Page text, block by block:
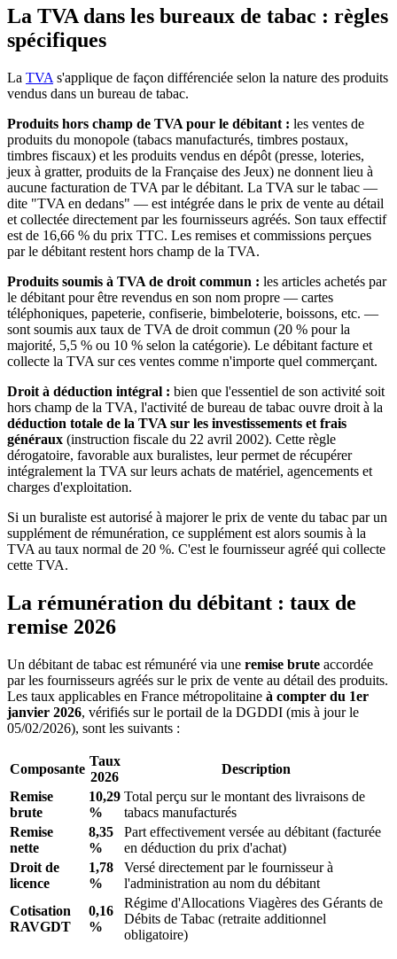
La TVA dans les bureaux de tabac : règles
spécifiques
La TVA s'applique de façon différenciée selon la nature des produits
vendus dans un bureau de tabac.
Produits hors champ de TVA pour le débitant : les ventes de
produits du monopole (tabacs manufacturés, timbres postaux,
timbres fiscaux) et les produits vendus en dépôt (presse, loteries,
jeux à gratter, produits de la Française des Jeux) ne donnent lieu à
aucune facturation de TVA par le débitant. La TVA sur le tabac —
dite "TVA en dedans" — est intégrée dans le prix de vente au détail
et collectée directement par les fournisseurs agréés. Son taux effectif
est de 16,66 % du prix TTC. Les remises et commissions perçues
par le débitant restent hors champ de la TVA.
Produits soumis à TVA de droit commun : les articles achetés par
le débitant pour être revendus en son nom propre — cartes
téléphoniques, papeterie, confiserie, bimbeloterie, boissons, etc. —
sont soumis aux taux de TVA de droit commun (20 % pour la
majorité, 5,5 % ou 10 % selon la catégorie). Le débitant facture et
collecte la TVA sur ces ventes comme n'importe quel commerçant.
Droit à déduction intégral : bien que l'essentiel de son activité soit
hors champ de la TVA, l'activité de bureau de tabac ouvre droit à la
déduction totale de la TVA sur les investissements et frais
généraux (instruction fiscale du 22 avril 2002). Cette règle
dérogatoire, favorable aux buralistes, leur permet de récupérer
intégralement la TVA sur leurs achats de matériel, agencements et
charges d'exploitation.
Si un buraliste est autorisé à majorer le prix de vente du tabac par un
supplément de rémunération, ce supplément est alors soumis à la
TVA au taux normal de 20 %. C'est le fournisseur agréé qui collecte
cette TVA.
La rémunération du débitant : taux de
remise 2026
Un débitant de tabac est rémunéré via une remise brute accordée
par les fournisseurs agréés sur le prix de vente au détail des produits.
Les taux applicables en France métropolitaine à compter du 1er
janvier 2026, vérifiés sur le portail de la DGDDI (mis à jour le
05/02/2026), sont les suivants :
Composante
Taux
2026
Description
Remise
brute
10,29
%
Total perçu sur le montant des livraisons de
tabacs manufacturés
Remise
nette
8,35
%
Part effectivement versée au débitant (facturée
en déduction du prix d'achat)
Droit de
licence
1,78
%
Versé directement par le fournisseur à
l'administration au nom du débitant
Cotisation
RAVGDT
0,16
%
Régime d'Allocations Viagères des Gérants de
Débits de Tabac (retraite additionnel
obligatoire)